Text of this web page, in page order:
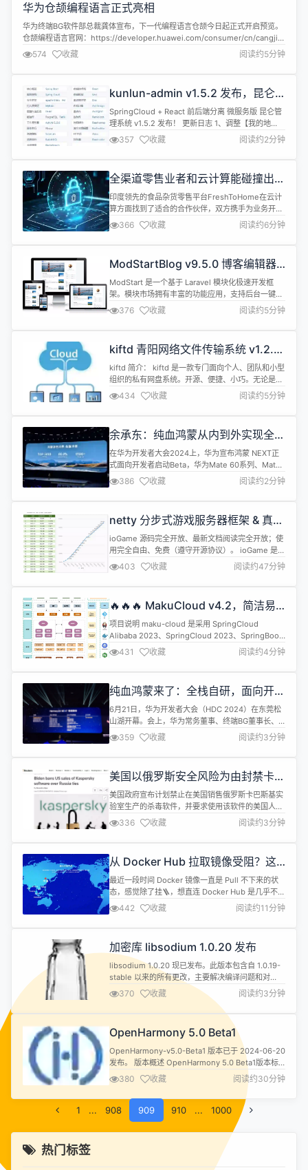
全系列：盘古大模型5.0包含不同参数规格的模型，
以适配不同...
华为仓颉编程语言正式亮相
华为终端BG软件部总裁龚体宣布，下一代编程语言仓颉今日起正式开启预览。
仓颉编程语言官网：https://developer.huawei.com/consumer/cn/cangjie/
仓颉编程语言作为一款面向全场景应用开发的现代编程语言，通过现代语言特
性的集成、全方位的编译优化和运行时实现、以及开箱即用的IDE工具链支持，
为开发者打造友好开发体验和卓越...
574 收藏 阅读约5分钟
kunlun-admin v1.5.2 发布，昆仑
管理系统
SpringCloud + React 前后端分离 微服务版 昆仑管
理系统 v1.5.2 发布！ 更新日志 1、调整【我的地
盘】布局； 2、前 / 后端组件升级后适配改版； 3、
优化并修复前端及后端若干问题。 系统介绍 昆仑管
理系统是一套基于前后端分离架构的后台管理系统。
Design ...
357 收藏 阅读约2分钟
全渠道零售业者和云计算能碰撞出怎
样的火花?
印度领先的食品杂货零售平台FreshToHome在云计
算方面找到了适合的合作伙伴，双方携手为业务开拓
未来之路。 "Akamai Cloud Computing平台为我们
提供了所需的灵活性，使我们能在进一步扩大业务的
同时维持较低的成本。"-Saurabh Odhyan，
了解 Akamai clou...
366 收藏 阅读约6分钟
ModStartBlog v9.5.0 博客编辑器
升级，已知问题优化
ModStart 是一个基于 Laravel 模块化极速开发框
架。模块市场拥有丰富的功能应用，支持后台一键快
速安装，让开发者能快的实现业务功能开发。 系统完
全开源，基于 Apache 2.0 开源协议。 功能特性 丰
富的模块市场，后台一键快速安装 会员模块通用且完
示，已上传文件管理 强大的模块扩展功能，所有模...
376 收藏 阅读约5分钟
kiftd 青阳网络文件传输系统 v1.2.0
正式发布！
kiftd 简介： kiftd 是一款专门面向个人、团队和小型
组织的私有网盘系统。开源、便捷、小巧。无论是在
笔记本上、家庭、学校还是办公室，均可以随时随地
使用它。它不但是替代 U 盘进行文件传输的不二之
选，同时也是一款具备视频 / 音乐在线播放、文档预
访问等多种功能的个人云存储应用。它无任何的使用
限制（无论是非商...
434 收藏 阅读约5分钟
余承东：纯血鸿蒙从内到外实现全栈
自研
在华为开发者大会2024上，华为宣布鸿蒙 NEXT正
式面向开发者启动Beta，华为Mate 60系列、Mate
X5、MatePad Pro 13.2英寸等多款设备即日开启升
级。 华为常务董事、终端BG董事长、智能汽车解决
方案BU董事长余承东表示，“纯血鸿蒙”从内到外实现
景智能操作系统，这是一个源自中国、...
386 收藏 阅读约2分钟
netty 分步式游戏服务器框架 & 真轻
量级网络编程框架 ioGame 21.10 发
布
ioGame 源码完全开放、最新文档阅读完全开放；使
用完全自由、免费（遵守开源协议）。 ioGame 是一
个轻量级的网络编程框架，适用于网络游戏服务器、
物联网、内部系统及各种需要长连接的场景。 文档与
日志 ioGame javadoc api 框架版本更新日志
(yuque.com) 版本更新汇总 [c...
403 收藏 阅读约47分钟
🔥🔥🔥 MakuCloud v4.2，简洁易
用的微服务解决方案
项目说明 maku-cloud 是采用 SpringCloud
Alibaba 2023、SpringCloud 2023、SpringBoot
3.3、SpringSecurity 6.3、Nacos、Mybatis-
Plus、Redis、Vue3、Element-Plus 等框架，开
发的一套 SpringCloud 低代码开发平台，旨在为开
431 收藏 阅读约4分钟
纯血鸿蒙来了：全栈自研，面向开发
者启动Beta
6月21日，华为开发者大会（HDC 2024）在东莞松
山湖开幕。会上，华为常务董事、终端BG董事长、
智能汽车解决方案BU董事长余承东宣布，鸿蒙 NEXT
正式面向开发者启动Beta，8月将发布面向消费者用
户的Beta版本。 据了解，华为Mate 60系列、Mate
级。未来将有更多设备升级。 余承东...
359 收藏 阅读约3分钟
美国以俄罗斯安全风险为由封禁卡巴
斯基软件
美国政府宣布计划禁止在美国销售俄罗斯卡巴斯基实
验室生产的杀毒软件，并要求使用该软件的美国人转
用其他供应商。美国商务部工业和安全局表示，该局
实施了“首例”禁令，理由是卡巴斯基总部位于俄罗
斯，威胁到美国国家安全和用户隐私。 路透社援引知
可能使其能够从美国计算机中窃取敏感信息或安装恶
意软件并阻止关键更新，从而加剧威胁，...
336 收藏 阅读约3分钟
从 Docker Hub 拉取镜像受阻？这
些解决方案帮你轻松应对
最近一段时间 Docker 镜像一直是 Pull 不下来的状
态，感觉除了挂🪜，想直连 Docker Hub 是几乎不可
能的。更糟糕的是，很多原本可靠的国内镜像站，例
如一些大厂和高校运营的，也陆续关停了，这对我们
这些个人开发者和中小企业来说是挺难受的。之前，
Docker 镜像，现在这条路也不行了。感觉这次动作
不...
442 收藏 阅读约11分钟
加密库 libsodium 1.0.20 发布
libsodium 1.0.20 现已发布。此版本包含自 1.0.19-
stable 以来的所有更改，主要解决编译问题和对
.NET 包的改进。 Building withzig build现在需要
Zig 0.12。 使用传统的 build system 时，使用 -O3
而不是 -Ofast。 改进了 aarch64 上所需的编译器标
370 收藏 阅读约3分钟
OpenHarmony 5.0 Beta1
OpenHarmony-v5.0-Beta1 版本已于 2024-06-20
发布。 版本概述 OpenHarmony 5.0 Beta1版本标
准系统能力持续完善，ArkUI完善了组件通过C API调
用的能力；应用框架细化了生命周期管理能力，完善
了应用拉起、跳转的能力；分布式软总线连接能力和
规格进一步增强；媒体完善了框架能力、视频编解码
能力、音视频的应用能力...
380 收藏 阅读约30分钟
1 ... 908 909 910 ... 1000
热门标签